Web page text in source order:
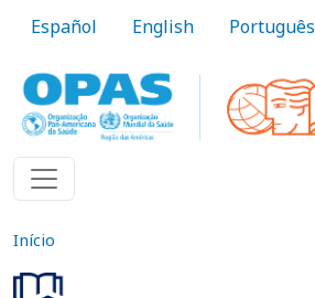
Español English Português
Início